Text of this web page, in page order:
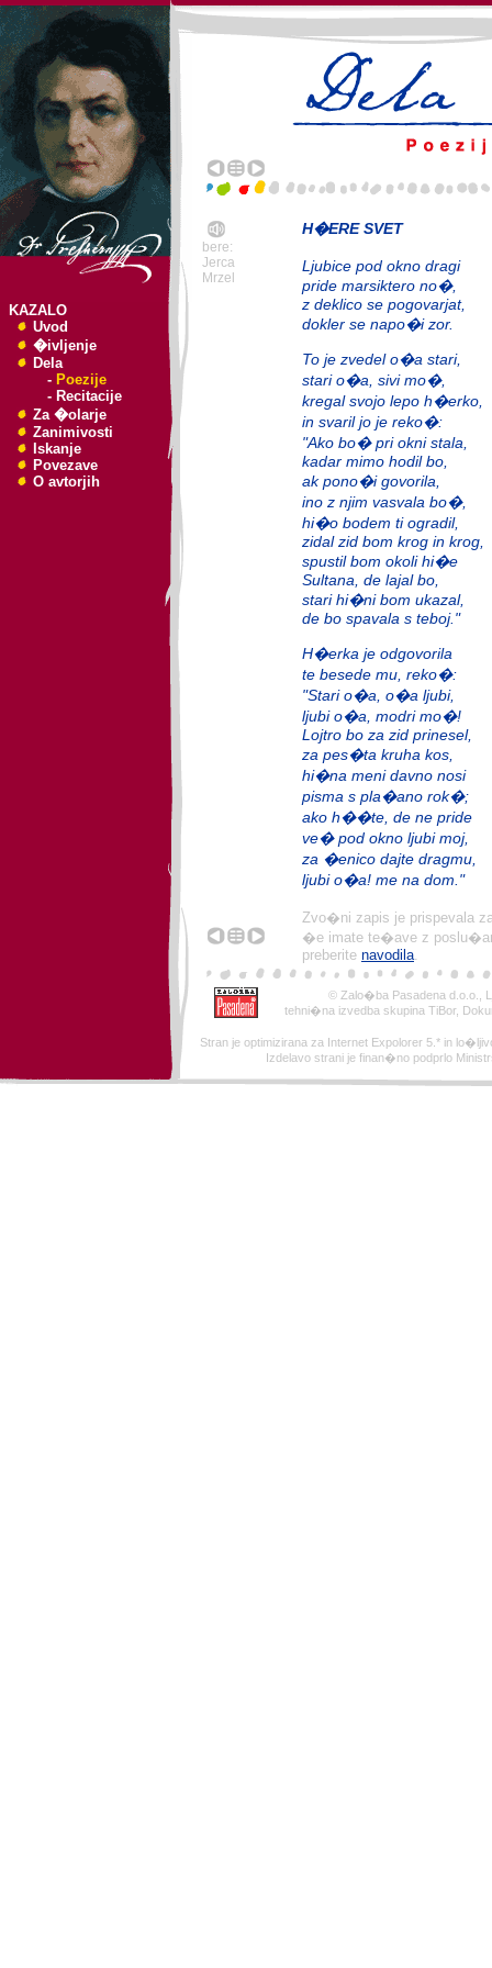
KAZALO
Uvod
�ivljenje
Dela
- Poezije
- Recitacije
Za �olarje
Zanimivosti
Iskanje
Povezave
O avtorjih
H�ERE SVET
bere:
Jerca
Mrzel
Ljubice pod okno dragi
pride marsiktero no�,
z deklico se pogovarjat,
dokler se napo�i zor.
To je zvedel o�a stari,
stari o�a, sivi mo�,
kregal svojo lepo h�erko,
in svaril jo je reko�:
"Ako bo� pri okni stala,
kadar mimo hodil bo,
ak pono�i govorila,
ino z njim vasvala bo�,
hi�o bodem ti ogradil,
zidal zid bom krog in krog,
spustil bom okoli hi�e
Sultana, de lajal bo,
stari hi�ni bom ukazal,
de bo spavala s teboj."
H�erka je odgovorila
te besede mu, reko�:
"Stari o�a, o�a ljubi,
ljubi o�a, modri mo�!
Lojtro bo za zid prinesel,
za pes�ta kruha kos,
hi�na meni davno nosi
pisma s pla�ano rok�;
ako h��te, de ne pride
ve� pod okno ljubi moj,
za �enico dajte dragmu,
ljubi o�a! me na dom."
Zvo�ni zapis je prispevala
�e imate te�ave z
preberite navodila.
© Zalo�ba Pasadena d.o.o.,
tehni�na izvedba skupina TiBor,
Stran je optimizirana za Internet Expolorer 5.* in
Izdelavo strani je finan�no podprlo